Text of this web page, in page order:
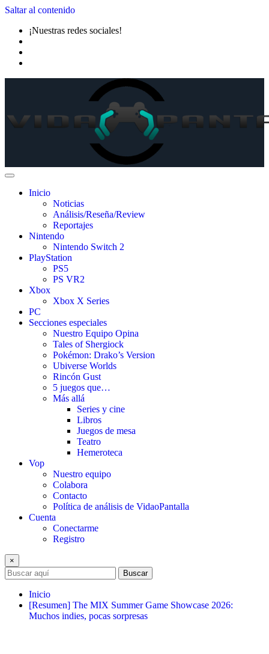
Saltar al contenido
¡Nuestras redes sociales!
Inicio
Noticias
Análisis/Reseña/Review
Reportajes
Nintendo
Nintendo Switch 2
PlayStation
PS5
PS VR2
Xbox
Xbox X Series
PC
Secciones especiales
Nuestro Equipo Opina
Tales of Shergiock
Pokémon: Drako’s Version
Ubiverse Worlds
Rincón Gust
5 juegos que…
Más allá
Series y cine
Libros
Juegos de mesa
Teatro
Hemeroteca
Vop
Nuestro equipo
Colabora
Contacto
Política de análisis de VidaoPantalla
Cuenta
Conectarme
Registro
×
Buscar
Inicio
[Resumen] The MIX Summer Game Showcase 2026:
Muchos indies, pocas sorpresas